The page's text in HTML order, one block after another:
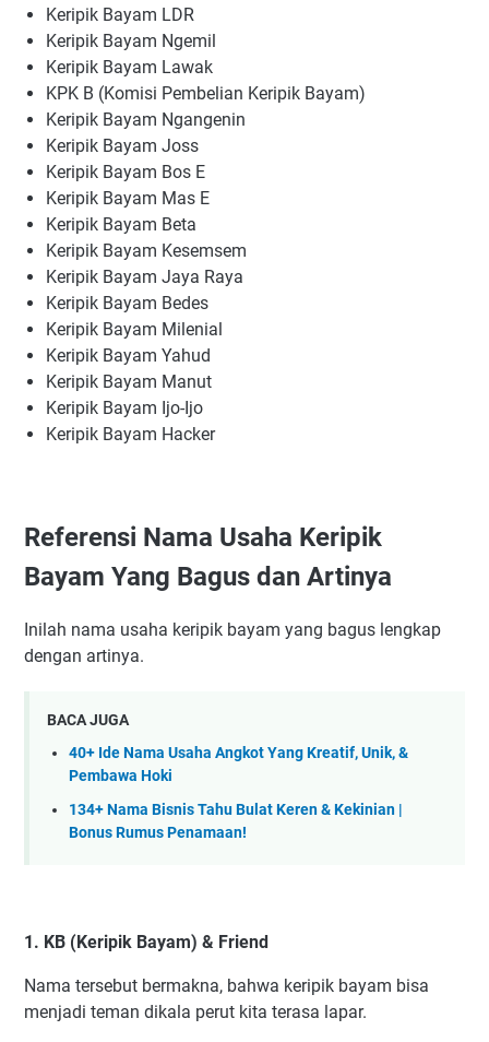
Keripik Bayam LDR
Keripik Bayam Ngemil
Keripik Bayam Lawak
KPK B (Komisi Pembelian Keripik Bayam)
Keripik Bayam Ngangenin
Keripik Bayam Joss
Keripik Bayam Bos E
Keripik Bayam Mas E
Keripik Bayam Beta
Keripik Bayam Kesemsem
Keripik Bayam Jaya Raya
Keripik Bayam Bedes
Keripik Bayam Milenial
Keripik Bayam Yahud
Keripik Bayam Manut
Keripik Bayam Ijo-Ijo
Keripik Bayam Hacker
Referensi Nama Usaha Keripik
Bayam Yang Bagus dan Artinya
Inilah nama usaha keripik bayam yang bagus lengkap
dengan artinya.
BACA JUGA
40+ Ide Nama Usaha Angkot Yang Kreatif, Unik, &
Pembawa Hoki
134+ Nama Bisnis Tahu Bulat Keren & Kekinian |
Bonus Rumus Penamaan!
1. KB (Keripik Bayam) & Friend
Nama tersebut bermakna, bahwa keripik bayam bisa
menjadi teman dikala perut kita terasa lapar.